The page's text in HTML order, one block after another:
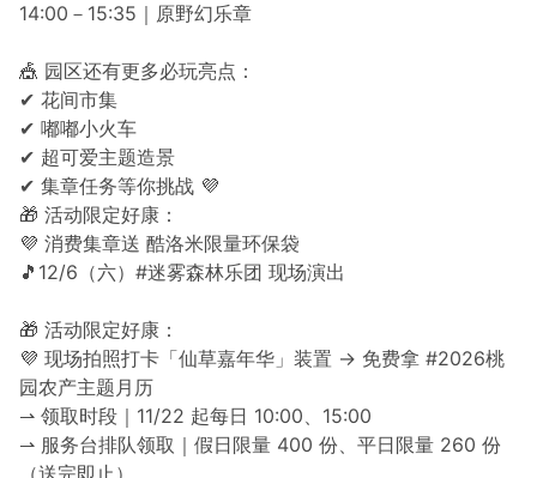
14:00－15:35｜原野幻乐章
🎪 园区还有更多必玩亮点：
✔ 花间市集
✔ 嘟嘟小火车
✔ 超可爱主题造景
✔ 集章任务等你挑战 💜
🎁 活动限定好康：
💜 消费集章送 酷洛米限量环保袋
🎵12/6（六）#迷雾森林乐团 现场演出
🎁 活动限定好康：
💜 现场拍照打卡「仙草嘉年华」装置 → 免费拿 #2026桃
园农产主题月历
⇀ 领取时段｜11/22 起每日 10:00、15:00
⇀ 服务台排队领取｜假日限量 400 份、平日限量 260 份